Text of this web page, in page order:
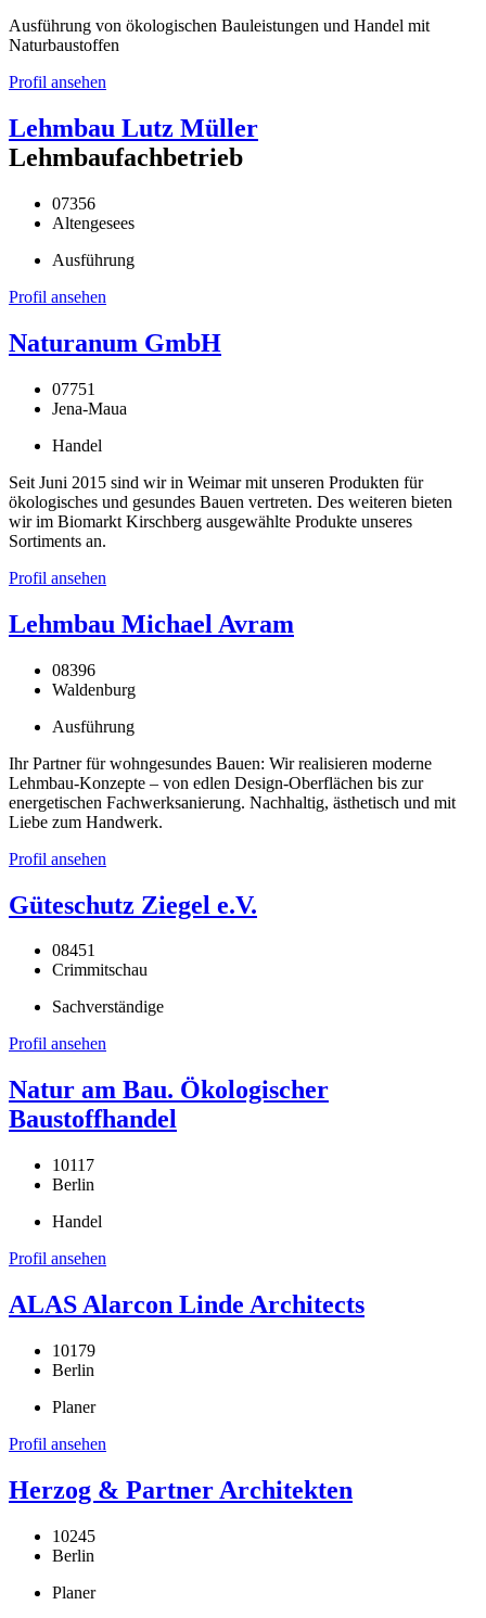
Ausführung von ökologischen Bauleistungen und Handel mit
Naturbaustoffen
Profil ansehen
Lehmbau Lutz Müller
Lehmbaufachbetrieb
07356
Altengesees
Ausführung
Profil ansehen
Naturanum GmbH
07751
Jena-Maua
Handel
Seit Juni 2015 sind wir in Weimar mit unseren Produkten für
ökologisches und gesundes Bauen vertreten. Des weiteren bieten
wir im Biomarkt Kirschberg ausgewählte Produkte unseres
Sortiments an.
Profil ansehen
Lehmbau Michael Avram
08396
Waldenburg
Ausführung
Ihr Partner für wohngesundes Bauen: Wir realisieren moderne
Lehmbau-Konzepte – von edlen Design-Oberflächen bis zur
energetischen Fachwerksanierung. Nachhaltig, ästhetisch und mit
Liebe zum Handwerk.
Profil ansehen
Güteschutz Ziegel e.V.
08451
Crimmitschau
Sachverständige
Profil ansehen
Natur am Bau. Ökologischer
Baustoffhandel
10117
Berlin
Handel
Profil ansehen
ALAS Alarcon Linde Architects
10179
Berlin
Planer
Profil ansehen
Herzog & Partner Architekten
10245
Berlin
Planer